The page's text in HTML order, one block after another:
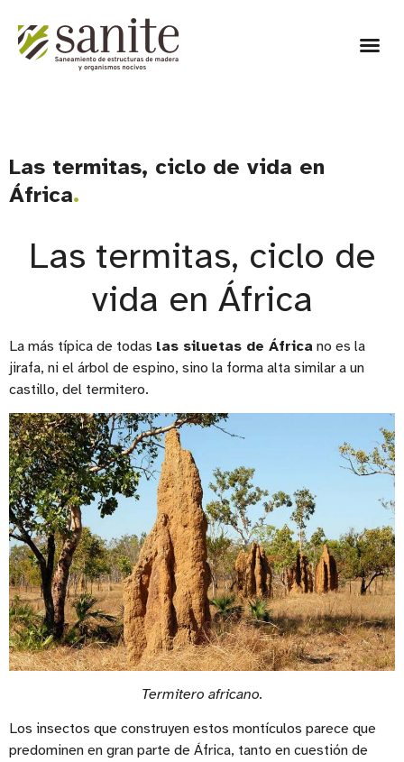
Las termitas, ciclo de vida en
África
Las termitas, ciclo de
vida en África
La más típica de todas las siluetas de África no es la
jirafa, ni el árbol de espino, sino la forma alta similar a un
castillo, del termitero.
Termitero africano.
Los insectos que construyen estos montículos parece que
predominen en gran parte de África, tanto en cuestión de